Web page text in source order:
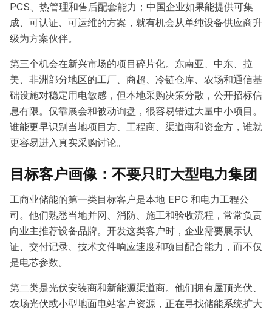
PCS、热管理和售后配套能力；中国企业如果能提供可集
成、可认证、可运维的方案，就有机会从单纯设备供应商升
级为方案伙伴。
第三个机会在新兴市场的项目碎片化。东南亚、中东、拉
美、非洲部分地区的工厂、商超、冷链仓库、农场和通信基
础设施对稳定用电敏感，但本地采购决策分散，公开招标信
息有限。仅靠展会和被动询盘，很容易错过大量中小项目。
谁能更早识别当地项目方、工程商、渠道商和资金方，谁就
更容易进入真实采购讨论。
目标客户画像：不要只盯大型电力集团
工商业储能的第一类目标客户是本地 EPC 和电力工程公
司。他们熟悉当地并网、消防、施工和验收流程，常常负责
向业主推荐设备品牌。开发这类客户时，企业需要展示认
证、交付记录、技术文件响应速度和项目配合能力，而不仅
是电芯参数。
第二类是光伏安装商和新能源渠道商。他们拥有屋顶光伏、
农场光伏或小型地面电站客户资源，正在寻找储能系统扩大